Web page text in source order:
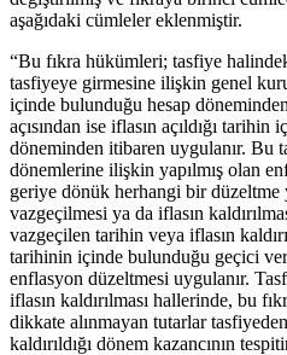
aşağıdaki cümleler eklenmiştir.
“Bu fıkra hükümleri; tasfiye
tasfiyeye girmesine ilişkin genel
içinde bulunduğu hesap
açısından ise iflasın açıldığı
döneminden itibaren uygulanır. Bu
dönemlerine ilişkin yapılmış olan
geriye dönük herhangi bir düzeltme
vazgeçilmesi ya da iflasın
vazgeçilen tarihin veya iflasın
tarihinin içinde bulunduğu geçici
enflasyon düzeltmesi uygulanır.
iflasın kaldırılması hallerinde, bu
dikkate alınmayan tutarlar
kaldırıldığı dönem kazancının